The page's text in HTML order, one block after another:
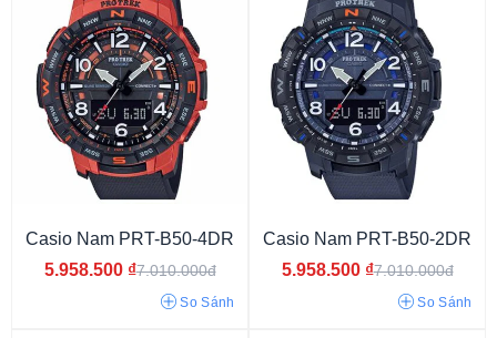
Nhật
Casio Nam PRT-B50-4DR
5.958.500 ₫7.010.000đ
So Sánh
Casio Nam PRT-B50-2DR
5.958.500 ₫7.010.000đ
So Sánh